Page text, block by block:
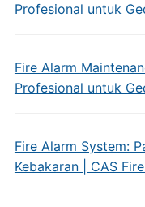
Profesional untuk
Fire Alarm
Profesional untuk
Fire Alarm System:
Kebakaran | CAS